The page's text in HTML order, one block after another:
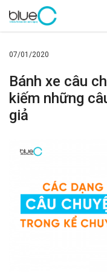
07/01/2020
Bánh xe câu
kiếm những
giả